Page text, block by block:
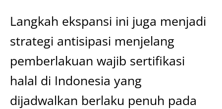
Langkah ekspansi ini juga menjadi
strategi antisipasi menjelang
pemberlakuan wajib sertifikasi
halal di Indonesia yang
dijadwalkan berlaku penuh pada